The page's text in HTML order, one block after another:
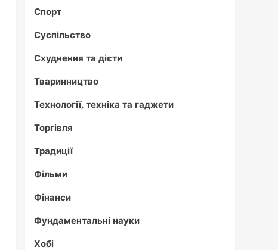
Спорт
Суспільство
Схуднення та дієти
Тваринництво
Технології, техніка та гаджети
Торгівля
Традиції
Фільми
Фінанси
Фундаментальні науки
Хобі